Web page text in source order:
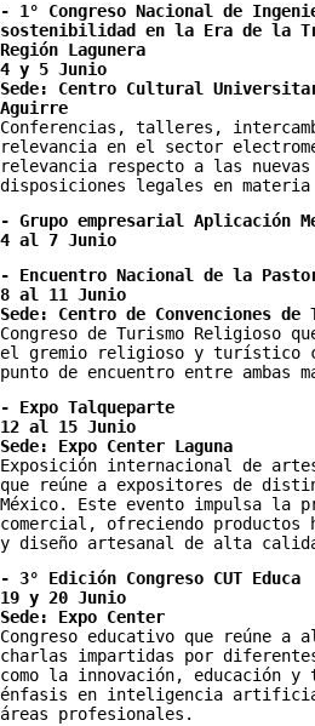
- 1° Congreso Nacional de
sostenibilidad en la Era de la
Región Lagunera
4 y 5 Junio
Sede: Centro Cultural
Aguirre
Conferencias, talleres,
relevancia en el sector
relevancia respecto a las
disposiciones legales en
- Grupo empresarial Aplicación
4 al 7 Junio
- Encuentro Nacional de la
8 al 11 Junio
Sede: Centro de Convenciones de
Congreso de Turismo Religioso
el gremio religioso y turístico
punto de encuentro entre ambas
- Expo Talqueparte
12 al 15 Junio
Sede: Expo Center Laguna
Exposición internacional de
que reúne a expositores de
México. Este evento impulsa la
comercial, ofreciendo productos
y diseño artesanal de alta
- 3° Edición Congreso CUT Educa
19 y 20 Junio
Sede: Expo Center
Congreso educativo que reúne a
charlas impartidas por
como la innovación, educación
énfasis en inteligencia
áreas profesionales.